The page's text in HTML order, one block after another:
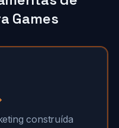
Games
construída